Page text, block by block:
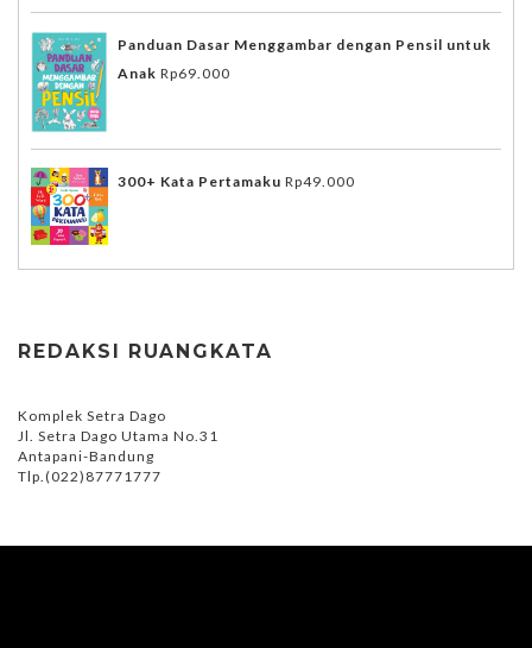
Panduan Dasar Menggambar dengan Pensil untuk
Anak Rp69.000
300+ Kata Pertamaku Rp49.000
REDAKSI RUANGKATA
Komplek Setra Dago
Jl. Setra Dago Utama No.31
Antapani-Bandung
Tlp.(022)87771777